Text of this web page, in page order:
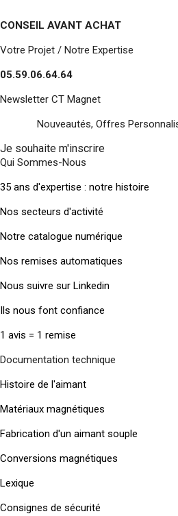
CONSEIL AVANT ACHAT
Votre Projet / Notre Expertise
05.59.06.64.64
Newsletter CT Magnet
Nouveautés, Offres
Je souhaite m'inscrire
Qui Sommes-Nous
35 ans d'expertise : notre histoire
Nos secteurs d'activité
Notre catalogue numérique
Nos remises automatiques
Nous suivre sur Linkedin
Ils nous font confiance
1 avis = 1 remise
Documentation technique
Histoire de l'aimant
Matériaux magnétiques
Fabrication d'un aimant souple
Conversions magnétiques
Lexique
Consignes de sécurité